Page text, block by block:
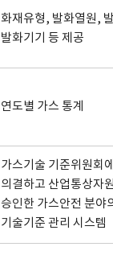
화재유형, 발화열원,
발화기기 등 제공
연도별 가스 통계
가스기술 기준위원회
의결하고 산업통상자
승인한 가스안전 분야
기술기준 관리 시스템